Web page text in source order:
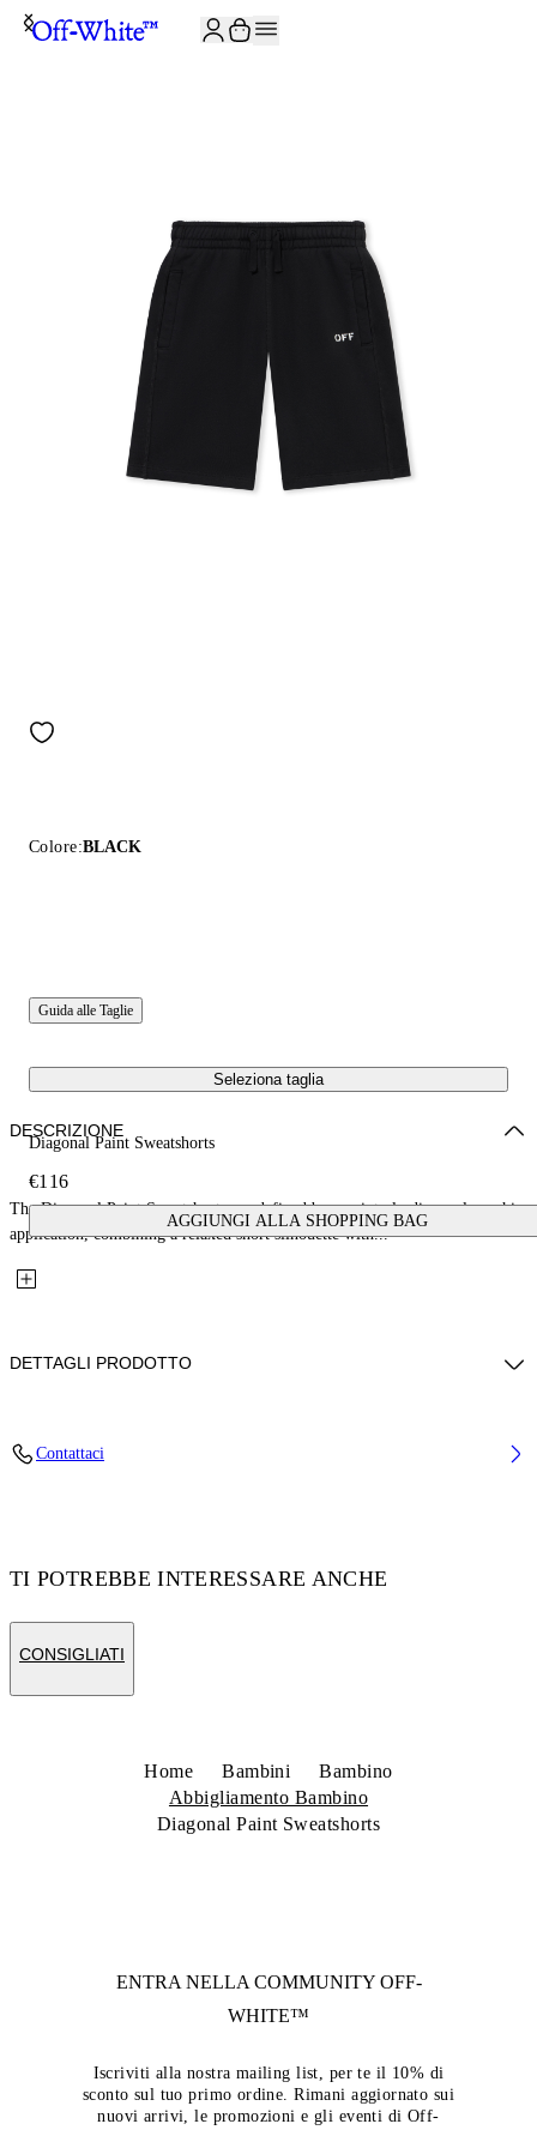
Colore:BLACK
Guida alle Taglie
Seleziona taglia
Diagonal Paint Sweatshorts
€116
AGGIUNGI ALLA SHOPPING BAG
DESCRIZIONE
The Diagonal Paint Sweatshorts are defined by a painterly diagonal graphic
application, combining a relaxed short silhouette with...
DETTAGLI PRODOTTO
Contattaci
TI POTREBBE INTERESSARE ANCHE
CONSIGLIATI
Home Bambini
Bambino
Abbigliamento Bambino
Diagonal Paint Sweatshorts
ENTRA NELLA COMMUNITY OFF-
WHITE™
Iscriviti alla nostra mailing list, per te il 10% di
sconto sul tuo primo ordine. Rimani aggiornato sui
nuovi arrivi, le promozioni e gli eventi di Off-